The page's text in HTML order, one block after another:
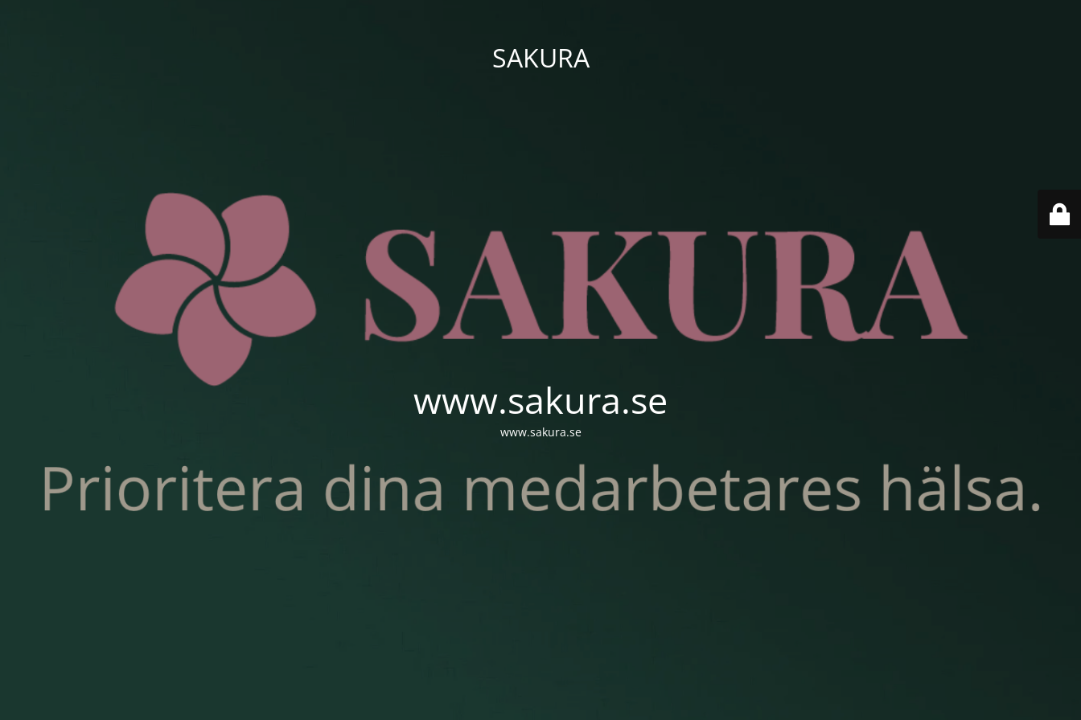
SAKURA
www.sakura.se
www.sakura.se